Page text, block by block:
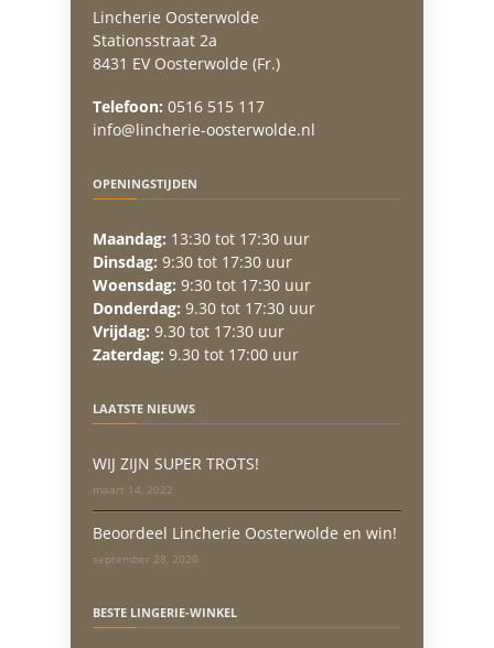
Lincherie Oosterwolde
Stationsstraat 2a
8431 EV Oosterwolde (Fr.)
Telefoon: 0516 515 117
info@lincherie-oosterwolde.nl
OPENINGSTIJDEN
Maandag: 13:30 tot 17:30 uur
Dinsdag: 9:30 tot 17:30 uur
Woensdag: 9:30 tot 17:30 uur
Donderdag: 9.30 tot 17:30 uur
Vrijdag: 9.30 tot 17:30 uur
Zaterdag: 9.30 tot 17:00 uur
LAATSTE NIEUWS
WIJ ZIJN SUPER TROTS!
maart 14, 2022
Beoordeel Lincherie Oosterwolde en win!
september 28, 2020
BESTE LINGERIE-WINKEL